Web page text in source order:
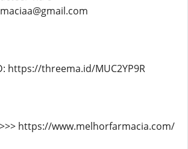
https://threema.id/MUC2YP9R
https://www.melhorfarmacia.com/